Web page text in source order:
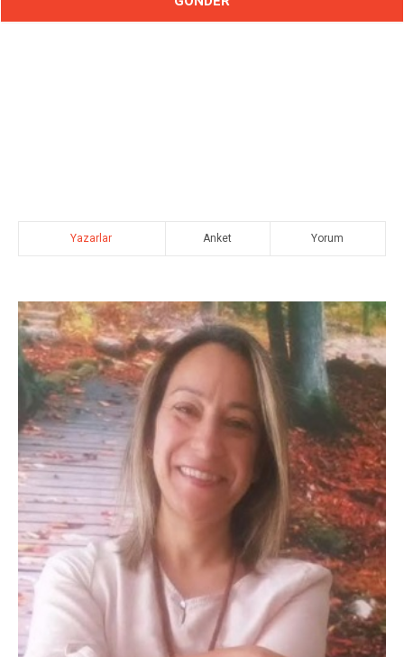
Yazarlar Anket Yorum